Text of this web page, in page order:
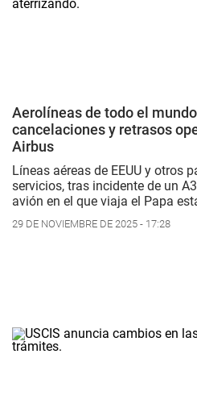
Aerolíneas de todo el
cancelaciones y retrasos
Airbus
Líneas aéreas de EEUU y otros
servicios, tras incidente de un
avión en el que viaja el Papa
29 DE NOVIEMBRE DE 2025 - 17:28